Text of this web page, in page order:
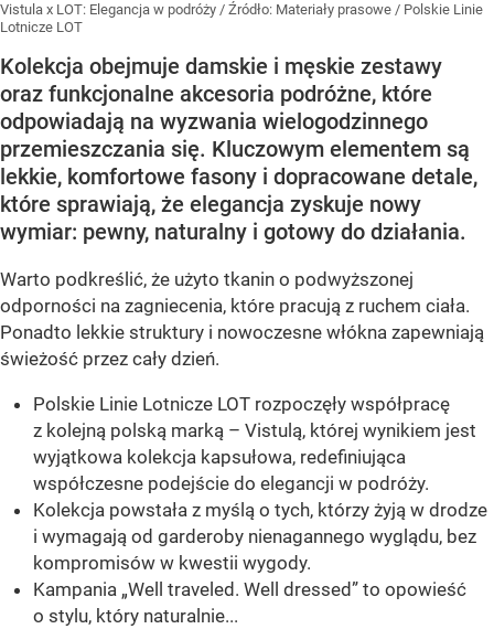
Vistula x LOT: Elegancja w podróży / Źródło: Materiały prasowe / Polskie Linie
Lotnicze LOT
Kolekcja obejmuje damskie i męskie zestawy
oraz funkcjonalne akcesoria podróżne, które
odpowiadają na wyzwania wielogodzinnego
przemieszczania się. Kluczowym elementem są
lekkie, komfortowe fasony i dopracowane detale,
które sprawiają, że elegancja zyskuje nowy
wymiar: pewny, naturalny i gotowy do działania.
Warto podkreślić, że użyto tkanin o podwyższonej
odporności na zagniecenia, które pracują z ruchem ciała.
Ponadto lekkie struktury i nowoczesne włókna zapewniają
świeżość przez cały dzień.
Polskie Linie Lotnicze LOT rozpoczęły współpracę
z kolejną polską marką – Vistulą, której wynikiem jest
wyjątkowa kolekcja kapsułowa, redefiniująca
współczesne podejście do elegancji w podróży.
Kolekcja powstała z myślą o tych, którzy żyją w drodze
i wymagają od garderoby nienagannego wyglądu, bez
kompromisów w kwestii wygody.
Kampania „Well traveled. Well dressed” to opowieść
o stylu, który naturalnie...